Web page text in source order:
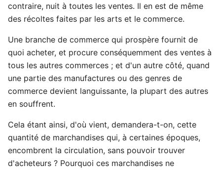
contraire, nuit à toutes les ventes. Il en est de même
des récoltes faites par les arts et le commerce.
Une branche de commerce qui prospère fournit de
quoi acheter, et procure conséquemment des ventes à
tous les autres commerces ; et d'un autre côté, quand
une partie des manufactures ou des genres de
commerce devient languissante, la plupart des autres
en souffrent.
Cela étant ainsi, d'où vient, demandera-t-on, cette
quantité de marchandises qui, à certaines époques,
encombrent la circulation, sans pouvoir trouver
d'acheteurs ? Pourquoi ces marchandises ne